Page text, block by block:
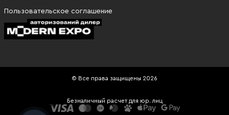
Пользовательское соглашение
© Все права защищены 2026
Безналичный расчет для юр. лиц